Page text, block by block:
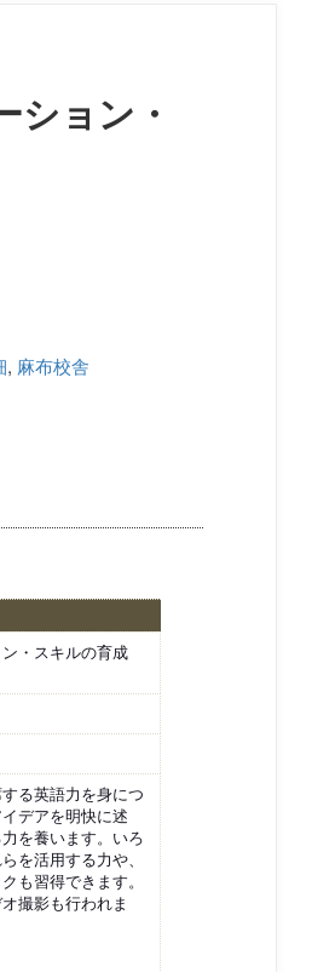
ション・
, 麻布校舎
・スキルの育成
る英語力を身につ
デアを明快に述
を養います。いろ
を活用する力や、
も習得できます。
撮影も行われま